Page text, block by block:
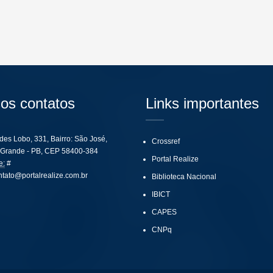
contatos
Lobo, 331, Bairro: São José,
- PB, CEP 58400-384
#
Links importantes
Crossref
Portal Realize
Biblioteca Nacional
IBICT
CAPES
CNPq